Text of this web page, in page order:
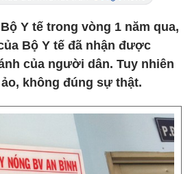
Y tế trong vòng 1 năm qua,
Bộ Y tế đã nhận được
của người dân. Tuy nhiên
không đúng sự thật.